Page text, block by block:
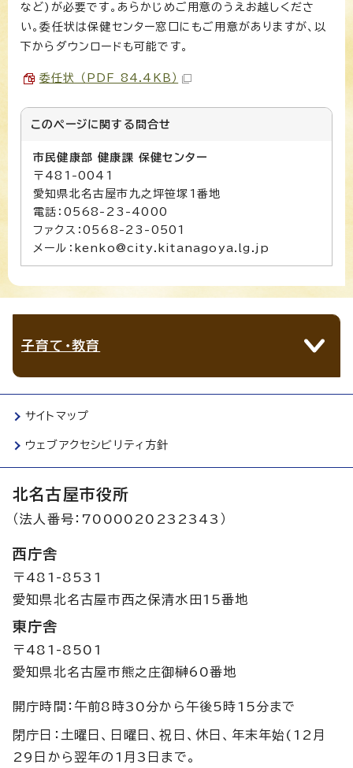
など)が必要です。あらかじめご用意のうえお越しくださ
い。委任状は保健センター窓口にもご用意がありますが、以
下からダウンロードも可能です。
委任状 （PDF 84.4KB）
このページに関する 問合せ
市民健康部 健康課 保健センター
〒481-0041
愛知県北名古屋市九之坪笹塚1番地
電話：0568-23-4000
ファクス：0568-23-0501
メール：kenko@city.kitanagoya.lg.jp
子育て・教育
サイトマップ
ウェブアクセシビリティ方針
北名古屋市役所
（法人番号：7000020232343）
西庁舎
〒481-8531
愛知県北名古屋市西之保清水田15番地
東庁舎
〒481-8501
愛知県北名古屋市熊之庄御榊60番地
開庁時間：午前8時30分から午後5時15分まで
閉庁日：土曜日、日曜日、祝日、休日、年末年始(12月
29日から翌年の1月3日まで。